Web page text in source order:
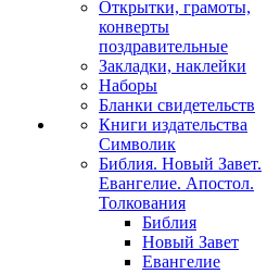
Открытки, грамоты,
конверты
поздравительные
Закладки, наклейки
Наборы
Бланки свидетельств
Книги издательства
Символик
Библия. Новый Завет.
Евангелие. Апостол.
Толкования
Библия
Новый Завет
Евангелие